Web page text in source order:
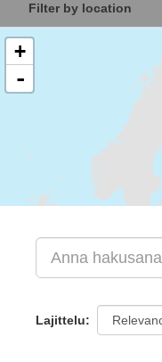
Filter by location
+
-
Lajittelu